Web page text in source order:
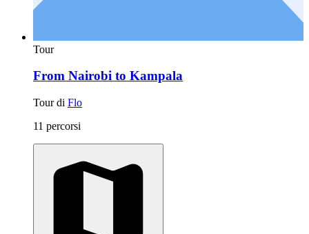
Tour
From Nairobi to Kampala
Tour di Flo
11 percorsi